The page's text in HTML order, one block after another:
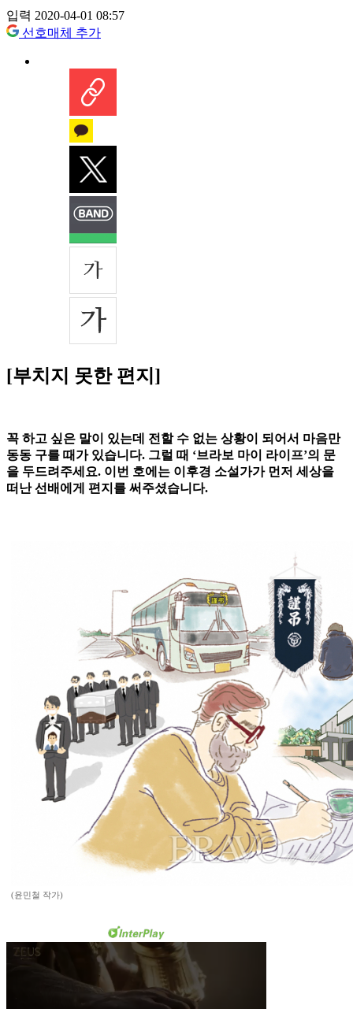
입력 2020-04-01 08:57
선호매체 추가
[부치지 못한 편지]
꼭 하고 싶은 말이 있는데 전할 수 없는 상황이 되어서 마음만
동동 구를 때가 있습니다. 그럴 때 ‘브라보 마이 라이프’의 문
을 두드려주세요. 이번 호에는 이후경 소설가가 먼저 세상을
떠난 선배에게 편지를 써주셨습니다.
(윤민철 작가)